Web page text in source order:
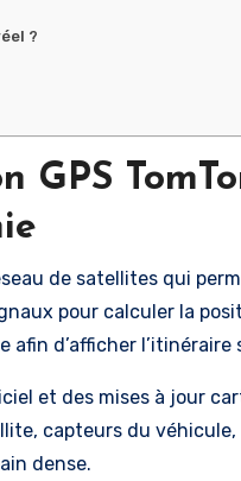
?
GPS
de satellites qui
pour calculer la
afin d’afficher l’itinéraire
et des mises à jour
capteurs du véhicule,
dense.